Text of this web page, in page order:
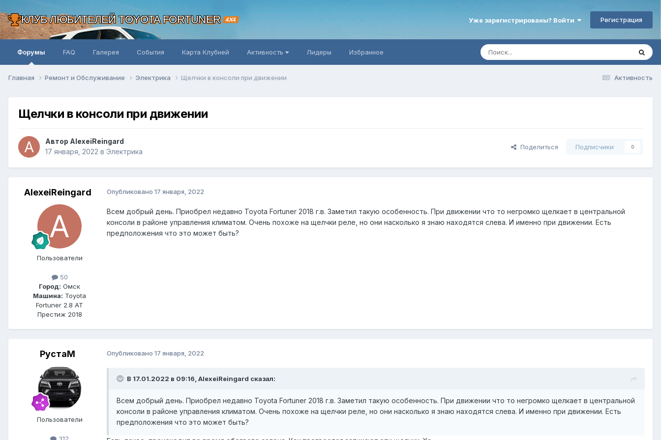
КЛУБ ЛЮБИТЕЛЕЙ TOYOTA FORTUNER 4X4 Уже зарегистрированы? Войти Регистрация
Форумы FAQ Галерея События Карта Клубней Активность Лидеры Избранное
Активность
Главная Ремонт и Обслуживание Электрика Щелчки в консоли при движении
Щелчки в консоли при движении
Автор AlexeiReingard
17 января, 2022 в Электрика
Поделиться Подписчики 0
AlexeiReingard
Пользователи
50
Город: Омск
Машина: Toyota
Fortuner 2.8 AT
Престиж 2018
Опубликовано 17 января, 2022
Всем добрый день. Приобрел недавно Toyota Fortuner 2018 г.в. Заметил такую особенность. При движении что то негромко щелкает в центральной
консоли в районе управления климатом. Очень похоже на щелчки реле, но они насколько я знаю находятся слева. И именно при движении. Есть
предположения что это может быть?
РустаM
Пользователи
Опубликовано 17 января, 2022
В 17.01.2022 в 09:16, AlexeiReingard сказал:
Всем добрый день. Приобрел недавно Toyota Fortuner 2018 г.в. Заметил такую особенность. При движении что то негромко щелкает в центральной
консоли в районе управления климатом. Очень похоже на щелчки реле, но они насколько я знаю находятся слева. И именно при движении. Есть
предположения что это может быть?